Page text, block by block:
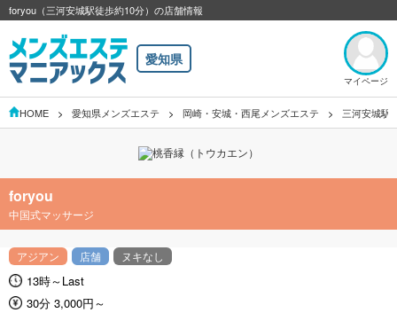
foryou（三河安城駅徒歩約10分）の店舗情報
愛知県
マイページ
HOME 愛知県メンズエステ 岡崎・安城・西尾メンズエステ 三河安城駅
foryou
中国式マッサージ
アジアン 店舗 ヌキなし
13時～Last
30分 3,000円～